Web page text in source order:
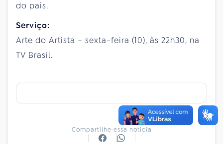
do país.
Serviço:
Arte do Artista – sexta-feira (10), às 22h30, na
TV Brasil.
Compartilhe essa notícia